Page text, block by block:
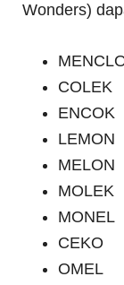
Wonders)
COLEK
ENCOK
LEMON
MELON
MOLEK
MONEL
CEKO
OMEL